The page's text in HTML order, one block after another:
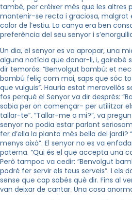
també, per créixer més que les altres
mantenir-se recta i graciosa, malgrat
calor de l’estiu. La canya era ben
preferència del seu senyor i
Un dia, el senyor es va apropar, una
alguna notícia que donar-li, i, gairebé
dir temorós: “Benvolgut bambú: et
bambú feliç com mai, saps que sóc
que vulguis”. Hauria estat meravellós
fos perquè el Senyor va dir després:
sabia per on començar- per utilitzar
tallar-te”. “Tallar-me a mi?”, va
senyor no podia estar parlant
fer d’ella la planta més bella del jardí?
menys això”. El senyor no es va
paterna. “Qui és el que accepta una
Però tampoc va cedir: “Benvolgut
podré fer servir els teus serveis”. I els
sense que cap sabés què dir. Fins al
van deixar de cantar. Una cosa